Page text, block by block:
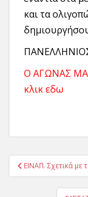
και τα
Ο
κλικ εδω
Πλοήγηση
άρθρων
ΕΙΝΑΠ. Σχετικά με